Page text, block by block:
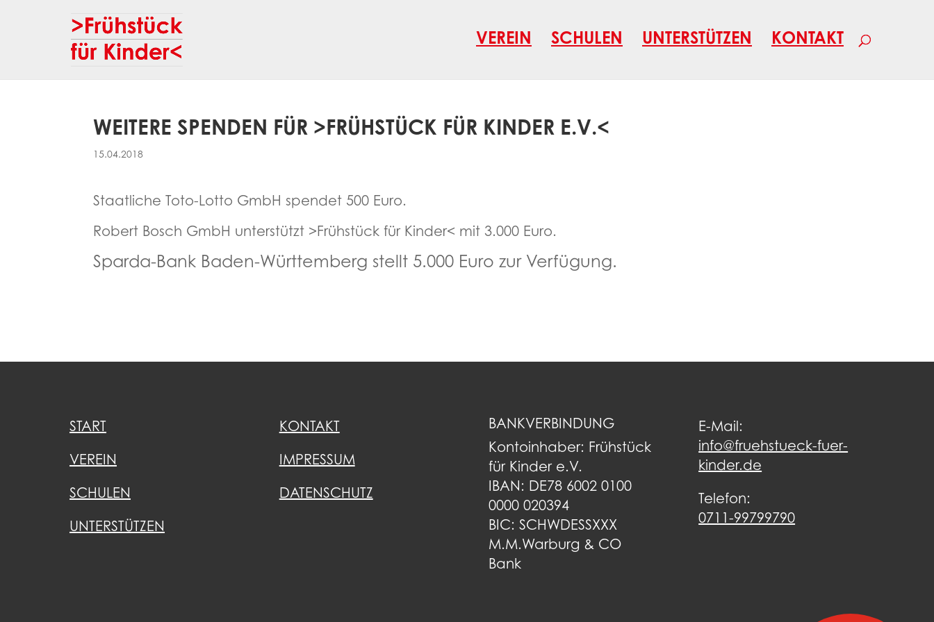
VEREIN SCHULEN UNTERSTÜTZEN KONTAKT
WEITERE SPENDEN FÜR >FRÜHSTÜCK FÜR KINDER E.V.<
15.04.2018
Staatliche Toto-Lotto GmbH spendet 500 Euro.
Robert Bosch GmbH unterstützt >Frühstück für Kinder< mit 3.000 Euro.
Sparda-Bank Baden-Württemberg stellt 5.000 Euro zur Verfügung.
START
VEREIN
SCHULEN
UNTERSTÜTZEN
KONTAKT
IMPRESSUM
DATENSCHUTZ
BANKVERBINDUNG
Kontoinhaber: Frühstück
für Kinder e.V.
IBAN: DE78 6002 0100
0000 020394
BIC: SCHWDESSXXX
M.M.Warburg & CO
Bank
E-Mail:
info@fruehstueck-fuer-
kinder.de
Telefon:
0711-99799790